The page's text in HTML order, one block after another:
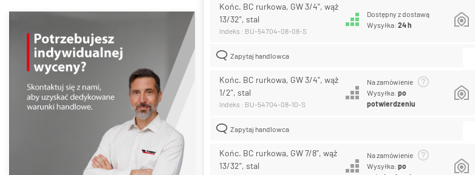
Końc. BC rurkowa, GW 3/4", wąż
13/32", stal
Indeks : BU-54704-08-08-S
Dostępny z dostawą
Wysyłka:24 h
Zapytaj handlowca
Końc. BC rurkowa, GW 3/4", wąż
1/2", stal
Indeks : BU-54704-08-10-S
Na zamówienie
Wysyłka:po
potwierdzeniu
Zapytaj handlowca
Końc. BC rurkowa, GW 7/8", wąż
13/32", stal
Na zamówienie
Wysyłka:po